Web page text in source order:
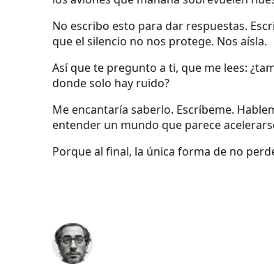
No escribo esto para dar respuestas.
que el silencio no nos protege. Nos aísla.
Así que te pregunto a ti, que me lees:
donde solo hay ruido?
Me encantaría saberlo. Escríbeme.
entender un mundo que parece
Porque al final, la única forma de no